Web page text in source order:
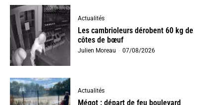
Actualités
Les cambrioleurs dérobent 60 kg de
côtes de bœuf
Julien Moreau - 07/08/2026
Actualités
Mégot : départ de feu boulevard